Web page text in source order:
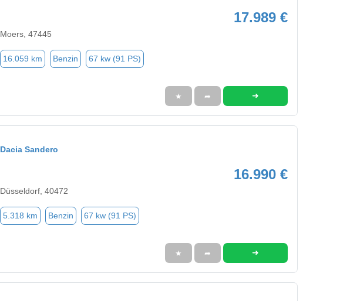
17.989 €
Moers, 47445
16.059 km Benzin 67 kw (91 PS)
★ ➦ ➜
Dacia Sandero
16.990 €
Düsseldorf, 40472
5.318 km Benzin 67 kw (91 PS)
★ ➦ ➜